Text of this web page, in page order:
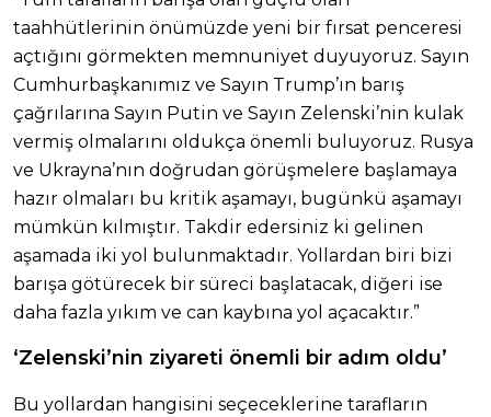
taahhütlerinin önümüzde yeni bir fırsat penceresi
açtığını görmekten memnuniyet duyuyoruz. Sayın
Cumhurbaşkanımız ve Sayın Trump’ın barış
çağrılarına Sayın Putin ve Sayın Zelenski’nin kulak
vermiş olmalarını oldukça önemli buluyoruz. Rusya
ve Ukrayna’nın doğrudan görüşmelere başlamaya
hazır olmaları bu kritik aşamayı, bugünkü aşamayı
mümkün kılmıştır. Takdir edersiniz ki gelinen
aşamada iki yol bulunmaktadır. Yollardan biri bizi
barışa götürecek bir süreci başlatacak, diğeri ise
daha fazla yıkım ve can kaybına yol açacaktır.”
‘Zelenski’nin ziyareti önemli bir adım oldu’
Bu yollardan hangisini seçeceklerine tarafların